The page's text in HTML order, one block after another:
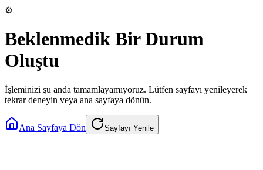
⚙️
Beklenmedik Bir Durum
Oluştu
İşleminizi şu anda tamamlayamıyoruz. Lütfen sayfayı yenileyerek
tekrar deneyin veya ana sayfaya dönün.
Ana Sayfaya Dön Sayfayı Yenile